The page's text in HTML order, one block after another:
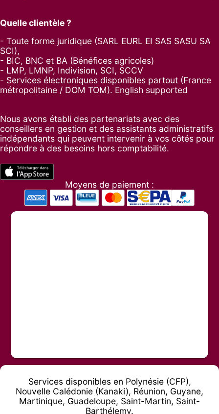
Quelle clientèle ?
- Toute forme juridique (SARL EURL EI SAS SASU SA
SCI),
- BIC, BNC et BA (Bénéfices agricoles)
- LMP, LMNP, Indivision, SCI, SCCV
- Services électroniques disponibles partout (France
métropolitaine / DOM TOM). English supported
Nous avons établi des partenariats avec des
conseillers en gestion et des assistants administratifs
indépendants qui peuvent intervenir à vos côtés pour
répondre à des besoins hors comptabilité.
Moyens de paiement :
Services disponibles en Polynésie (CFP),
Nouvelle Calédonie (Kanaki), Réunion, Guyane,
Martinique, Guadeloupe, Saint-Martin, Saint-
Barthélemy.